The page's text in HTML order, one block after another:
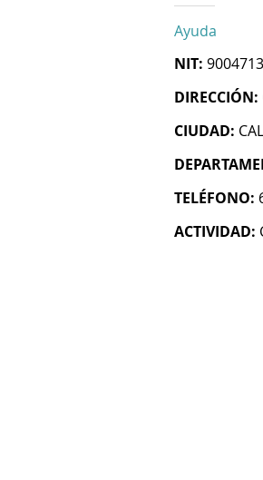
Ayuda
NIT:
DIRECCIÓN:
CIUDAD:
TELÉFONO:
ACTIVIDAD: